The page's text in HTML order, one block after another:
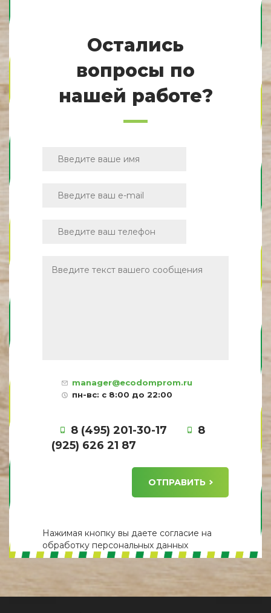
Остались
вопросы по
нашей работе?
manager@ecodomprom.ru
пн-вс: с 8:00 до 22:00
8 (495) 201-30-17
8
(925) 626 21 87
ОТПРАВИТЬ
Нажимая кнопку вы даете согласие на
обработку персональных данных